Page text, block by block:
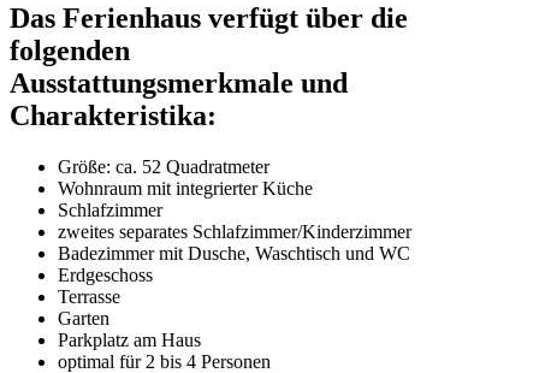
Das Ferienhaus verfügt über die
folgenden
Ausstattungsmerkmale und
Charakteristika:
Größe: ca. 52 Quadratmeter
Wohnraum mit integrierter Küche
Schlafzimmer
zweites separates Schlafzimmer/Kinderzimmer
Badezimmer mit Dusche, Waschtisch und WC
Erdgeschoss
Terrasse
Garten
Parkplatz am Haus
optimal für 2 bis 4 Personen